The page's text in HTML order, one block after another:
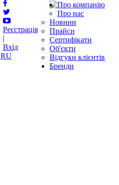
Реєстрація
|
Вхід
RU
Про компанію
Про нас
Новини
Прайси
Сертифікати
Об'єкти
Відгуки клієнтів
Бренди